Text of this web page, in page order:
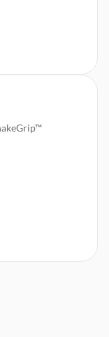
und Siri,
über
mit Ladeetui
M, L) und USB-C-